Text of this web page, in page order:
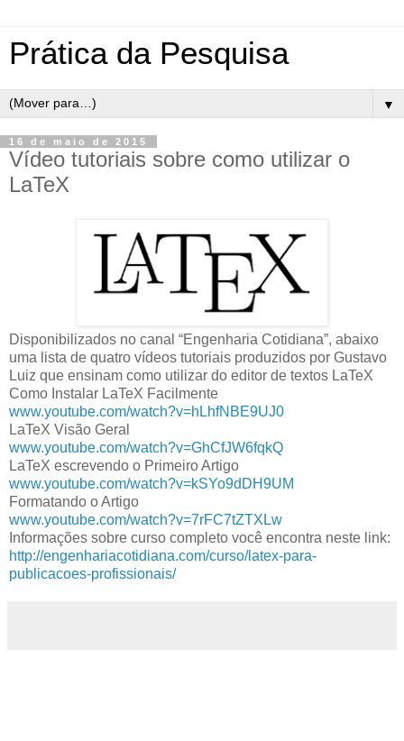
Prática da Pesquisa
▼
16 de maio de 2015
Vídeo tutoriais sobre como utilizar o
LaTeX
Disponibilizados no canal “Engenharia Cotidiana”, abaixo
uma lista de quatro vídeos tutoriais produzidos por Gustavo
Luiz que ensinam como utilizar do editor de textos LaTeX
Como Instalar LaTeX Facilmente
www.youtube.com/watch?v=hLhfNBE9UJ0
LaTeX Visão Geral
www.youtube.com/watch?v=GhCfJW6fqkQ
LaTeX escrevendo o Primeiro Artigo
www.youtube.com/watch?v=kSYo9dDH9UM
Formatando o Artigo
www.youtube.com/watch?v=7rFC7tZTXLw
Informações sobre curso completo você encontra neste link:
http://engenhariacotidiana.com/curso/latex-para-
publicacoes-profissionais/